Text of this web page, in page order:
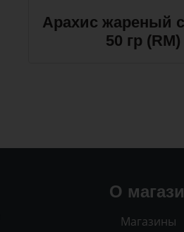
Арахис жареный
50 гр (RM)
О
Магазины